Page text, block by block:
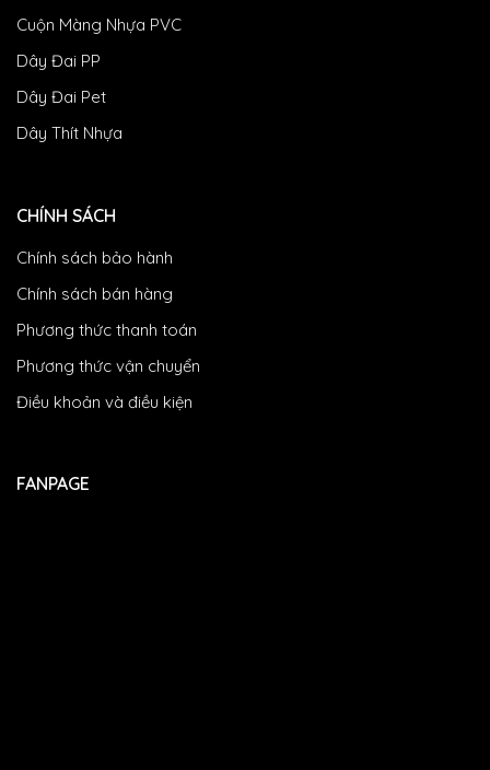
Cuộn Màng Nhựa PVC
Dây Đai PP
Dây Đai Pet
Dây Thít Nhựa
CHÍNH SÁCH
Chính sách bảo hành
Chính sách bán hàng
Phương thức thanh toán
Phương thức vận chuyển
Điều khoản và điều kiện
FANPAGE